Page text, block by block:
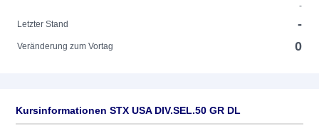
-
Letzter Stand
-
Veränderung zum Vortag 0
Kursinformationen STX USA DIV.SEL.50 GR DL